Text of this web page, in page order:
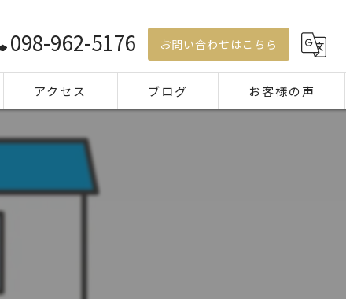
098-962-5176 お問い合わせはこちら
アクセス ブログ お客様の声